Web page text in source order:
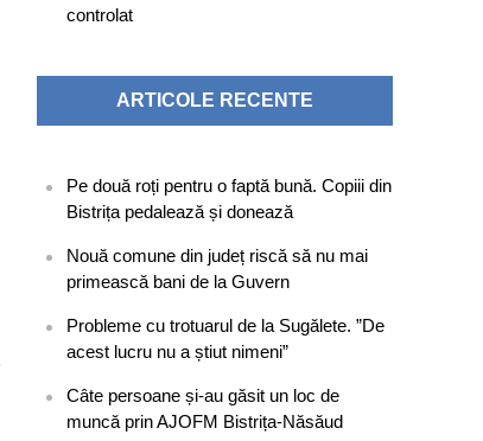
controlat
ARTICOLE RECENTE
Pe două roți pentru o faptă bună. Copiii din
Bistrița pedalează și donează
Nouă comune din județ riscă să nu mai
primească bani de la Guvern
Probleme cu trotuarul de la Sugălete. ”De
acest lucru nu a știut nimeni”
Câte persoane și-au găsit un loc de
muncă prin AJOFM Bistrița-Năsăud